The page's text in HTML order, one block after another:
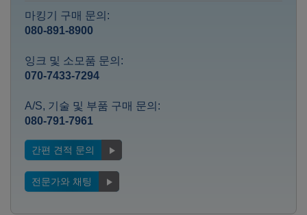
마킹기 구매 문의:
080-891-8900
잉크 및 소모품 문의:
070-7433-7294
A/S, 기술 및 부품 구매 문의:
080-791-7961
간편 견적 문의
전문가와 채팅